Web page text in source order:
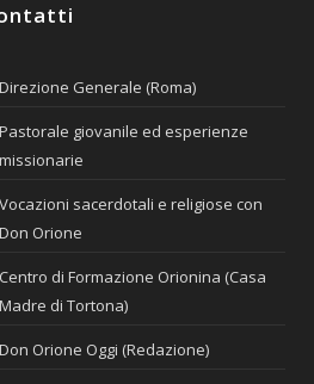
Direzione Generale (Roma)
Pastorale giovanile ed esperienze
missionarie
Vocazioni sacerdotali e religiose con
Don Orione
Centro di Formazione Orionina (Casa
Madre di Tortona)
Don Orione Oggi (Redazione)